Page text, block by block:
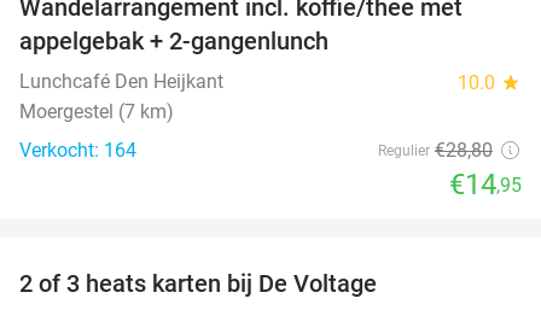
Wandelarrangement incl. koffie/thee met
appelgebak + 2-gangenlunch
Lunchcafé Den Heijkant 10.0 star
Moergestel (7 km)
Verkocht: 164
Regulier €28,80
€14,95
2 of 3 heats karten bij De Voltage